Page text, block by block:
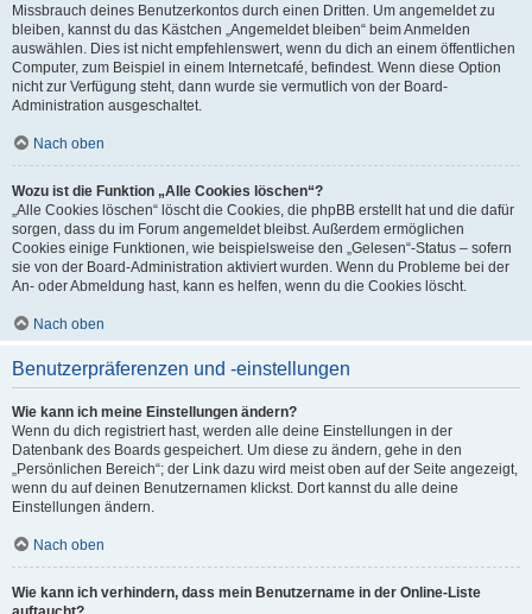
Missbrauch deines Benutzerkontos durch einen Dritten. Um angemeldet zu
bleiben, kannst du das Kästchen „Angemeldet bleiben“ beim Anmelden
auswählen. Dies ist nicht empfehlenswert, wenn du dich an einem öffentlichen
Computer, zum Beispiel in einem Internetcafé, befindest. Wenn diese Option
nicht zur Verfügung steht, dann wurde sie vermutlich von der Board-
Administration ausgeschaltet.
Nach oben
Wozu ist die Funktion „Alle Cookies löschen“?
„Alle Cookies löschen“ löscht die Cookies, die phpBB erstellt hat und die dafür
sorgen, dass du im Forum angemeldet bleibst. Außerdem ermöglichen
Cookies einige Funktionen, wie beispielsweise den „Gelesen“-Status – sofern
sie von der Board-Administration aktiviert wurden. Wenn du Probleme bei der
An- oder Abmeldung hast, kann es helfen, wenn du die Cookies löscht.
Nach oben
Benutzerpräferenzen und -einstellungen
Wie kann ich meine Einstellungen ändern?
Wenn du dich registriert hast, werden alle deine Einstellungen in der
Datenbank des Boards gespeichert. Um diese zu ändern, gehe in den
„Persönlichen Bereich“; der Link dazu wird meist oben auf der Seite angezeigt,
wenn du auf deinen Benutzernamen klickst. Dort kannst du alle deine
Einstellungen ändern.
Nach oben
Wie kann ich verhindern, dass mein Benutzername in der Online-Liste